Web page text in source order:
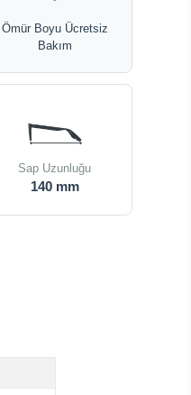
Ömür Boyu Ücretsiz
Bakım
Sap Uzunluğu
140 mm